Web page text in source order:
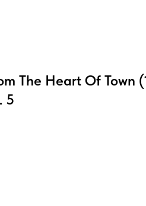
The Heart Of Town
5